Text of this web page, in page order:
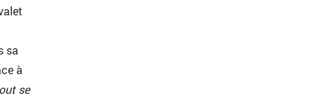
sa
à
se